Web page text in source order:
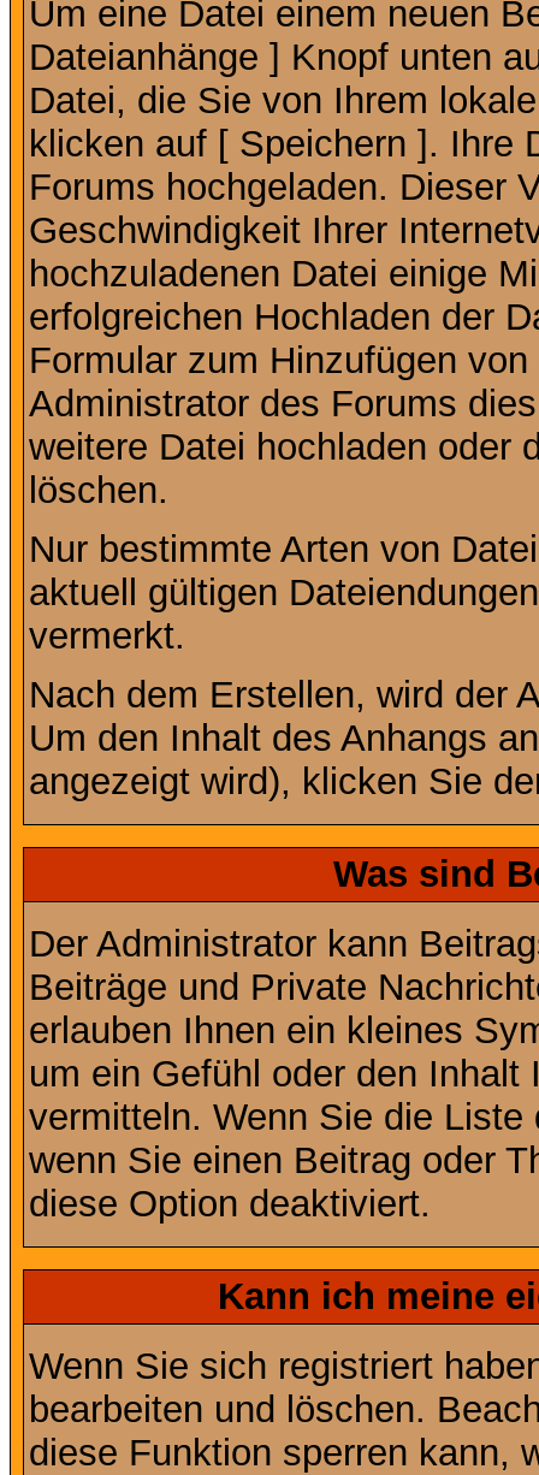
Um eine Datei einem neuen
Dateianhänge ] Knopf unten
Datei, die Sie von Ihrem
klicken auf [ Speichern ]. Ihre
Forums hochgeladen. Dieser
Geschwindigkeit Ihrer
hochzuladenen Datei einige
erfolgreichen Hochladen der
Formular zum Hinzufügen
Administrator des Forums
weitere Datei hochladen oder
löschen.
Nur bestimmte Arten von
aktuell gültigen
vermerkt.
Nach dem Erstellen, wird der
Um den Inhalt des Anhangs
angezeigt wird), klicken Sie
Was sind
Der Administrator kann
Beiträge und Private
erlauben Ihnen ein kleines
um ein Gefühl oder den
vermitteln. Wenn Sie die
wenn Sie einen Beitrag oder
diese Option deaktiviert.
Kann ich meine
Wenn Sie sich registriert
bearbeiten und löschen.
diese Funktion sperren kann,